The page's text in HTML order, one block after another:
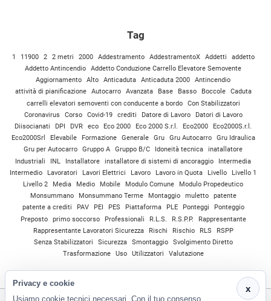
Tag
1 11900 2 2 metri 2000 Addestramento AddestramentoX Addetti
addetto
Addetto Antincendio
Addetto Conduzione Carrello Elevatore Semovente
Aggiornamento
Alto Anticaduta Anticaduta 2000
Antincendio
attività di pianificazione
Autocarro Avanzata Base Basso Boccole
Caduta
carrelli elevatori semoventi con conducente a bordo
Con Stabilizzatori
Coronavirus
Corso Covid-19 crediti Datore di Lavoro
Datori di Lavoro
Diisocianati
DPI DVR eco Eco 2000 Eco 2000 S.r.l. Eco2000
Eco2000S.r.l.
Eco2000Srl
Elevabile Formazione Generale Gru Gru Autocarro
Gru Idraulica
Gru per Autocarro
Gruppo A Gruppo B/C Idoneità tecnica
inatallatore
Industriali
INL Installatore installatore di sistemi di ancoraggio
Intermedia
Intermedio
Lavoratori Lavori Elettrici Lavoro Lavoro in Quota Livello
Livello 1
Livello 2
Media Medio Mobile Modulo Comune
Modulo Propedeutico
Monsummano
Monsummano Terme Montaggio muletto
patente
patente a crediti
PAV PEI PES Piattaforma PLE Ponteggi
Ponteggio
Preposto
primo soccorso Professionali R.L.S. R.S.P.P.
Rappresentante
Rappresentante Lavoratori Sicurezza
Rischi Rischio RLS
RSPP
Senza Stabilizzatori
Sicurezza Smontaggio
Svolgimento Diretto
Trasformazione
Uso Utilizzatori Valutazione
x
Privacy e cookie
Usiamo cookie tecnici necessari. Con il tuo consenso